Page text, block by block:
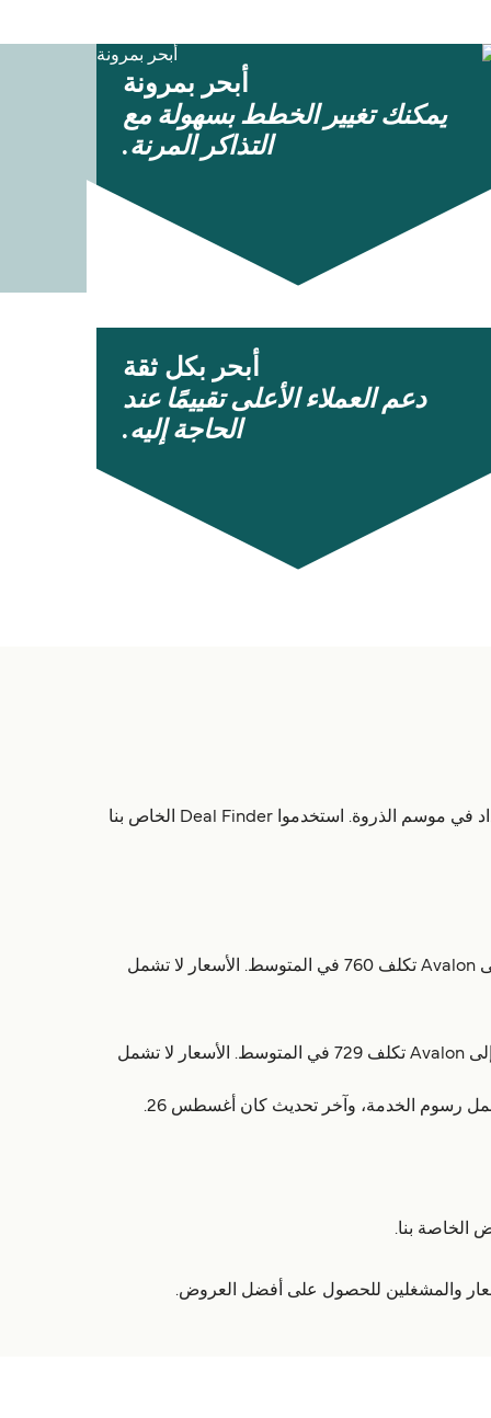
أبحر بمرونة
يمكنك تغيير الخطط بسهولة مع
التذاكر المرنة.
أبحر بكل ثقة
دعم العملاء الأعلى تقييمًا عند
الحاجة إليه.
هناك تقريباً 11 رحلة يومياً وحتى 79 رحلة أسبوعياً إلى Catalina Island. جداول العبّارات يمكن أن تتغير خلال السنة وغالباً ما تزداد في موسم الذروة. استخدموا Deal Finder الخاص بنا
تعمل تقريباً 6 مرة يومياً وحتى 37 مرة أسبوعياً، ومدة الرحلة 1 ساعة. عبّارة Long Beach إلى Avalon تكلف 760 في المتوسط. الأسعار لا تشمل
العبّارة من Newport Beach إلى Avalon تعمل تقريباً 8 مرة أسبوعياً، ومدة الرحلة 1 ساعة 15 دقائق. عبّارة Newport Beach إلى Avalon تكلف 729 في المتوسط. الأسعار لا تشمل